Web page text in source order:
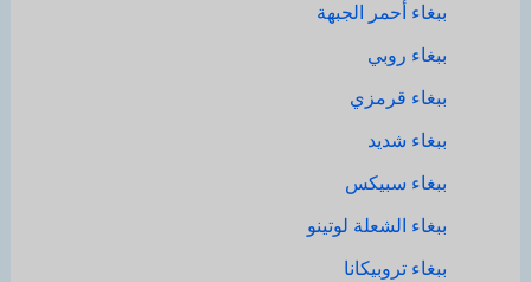
ببغاء أحمر الجبهة
ببغاء روبي
ببغاء قرمزي
ببغاء شديد
ببغاء سبيكس
ببغاء الشعلة لوتينو
ببغاء تروبيكانا